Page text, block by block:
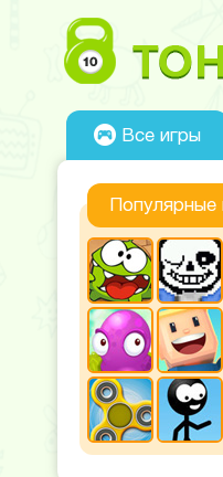
Все игры
Популярные